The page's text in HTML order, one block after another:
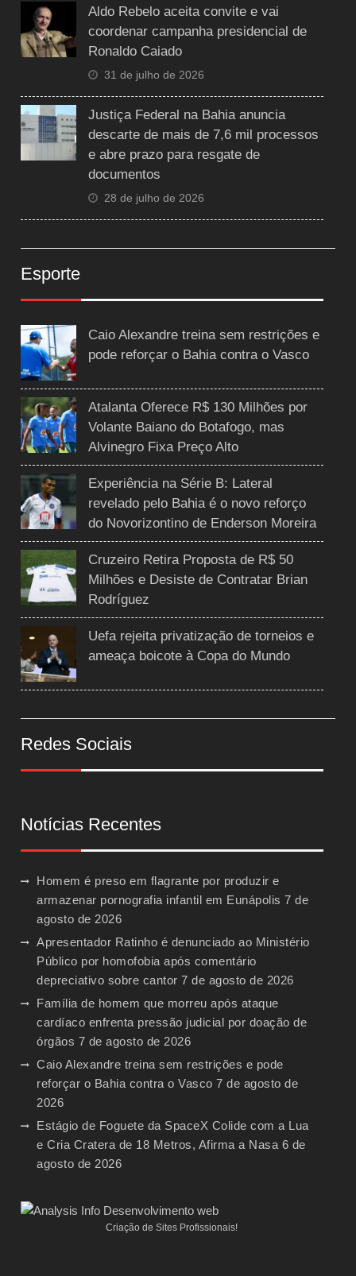
Aldo Rebelo aceita convite e vai
coordenar campanha presidencial de
Ronaldo Caiado
31 de julho de 2026
Justiça Federal na Bahia anuncia
descarte de mais de 7,6 mil processos
e abre prazo para resgate de
documentos
28 de julho de 2026
Esporte
Caio Alexandre treina sem restrições e
pode reforçar o Bahia contra o Vasco
Atalanta Oferece R$ 130 Milhões por
Volante Baiano do Botafogo, mas
Alvinegro Fixa Preço Alto
Experiência na Série B: Lateral
revelado pelo Bahia é o novo reforço
do Novorizontino de Enderson Moreira
Cruzeiro Retira Proposta de R$ 50
Milhões e Desiste de Contratar Brian
Rodríguez
Uefa rejeita privatização de torneios e
ameaça boicote à Copa do Mundo
Redes Sociais
Notícias Recentes
Homem é preso em flagrante por produzir e
armazenar pornografia infantil em Eunápolis 7 de
agosto de 2026
Apresentador Ratinho é denunciado ao Ministério
Público por homofobia após comentário
depreciativo sobre cantor 7 de agosto de 2026
Família de homem que morreu após ataque
cardíaco enfrenta pressão judicial por doação de
órgãos 7 de agosto de 2026
Caio Alexandre treina sem restrições e pode
reforçar o Bahia contra o Vasco 7 de agosto de
2026
Estágio de Foguete da SpaceX Colide com a Lua
e Cria Cratera de 18 Metros, Afirma a Nasa 6 de
agosto de 2026
Criação de Sites Profissionais!